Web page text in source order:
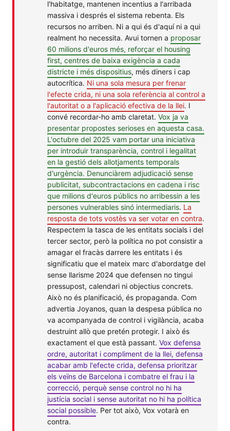
l'habitatge, mantenen incentius a l'arribada
massiva i després el sistema rebenta. Els
recursos no arriben. Ni a qui és d'aquí ni a qui
realment ho necessita. Avui tornen a proposar
60 milions d'euros més, reforçar el housing
first, centres de baixa exigència a cada
districte i més dispositius, més diners i cap
autocrítica. Ni una sola mesura per frenar
l'efecte crida, ni una sola referència al control a
l'autoritat o a l'aplicació efectiva de la llei. I
convé recordar-ho amb claretat. Vox ja va
presentar propostes serioses en aquesta casa.
L'octubre del 2025 vam portar una iniciativa
per introduir transparència, control i legalitat
en la gestió dels allotjaments temporals
d'urgència. Denunciàrem adjudicació sense
publicitat, subcontractacions en cadena i risc
que milions d'euros públics no arribessin a les
persones vulnerables sinó intermediaris. La
resposta de tots vostès va ser votar en contra.
Respectem la tasca de les entitats socials i del
tercer sector, però la política no pot consistir a
amagar el fracàs darrere les entitats i és
significatiu que el mateix marc d'abordatge del
sense llarisme 2024 que defensen no tingui
pressupost, calendari ni objectius concrets.
Això no és planificació, és propaganda. Com
advertia Joyanos, quan la despesa pública no
va acompanyada de control i vigilància, acaba
destruint allò que pretén protegir. I això és
exactament el que està passant. Vox defensa
ordre, autoritat i compliment de la llei, defensa
acabar amb l'efecte crida, defensa prioritzar
els veïns de Barcelona i combatre el frau i la
correcció, perquè sense control no hi ha
justícia social i sense autoritat no hi ha política
social possible. Per tot això, Vox votarà en
contra.